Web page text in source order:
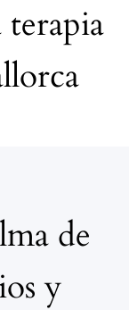
terapia
de
y